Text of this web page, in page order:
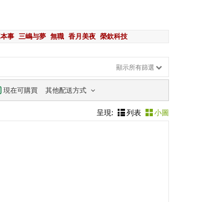
事 三嶋与夢 無職 香月美夜 榮欽科技
顯示所有篩選
現在可購買 其他配送方式
呈現: 列表 小圖